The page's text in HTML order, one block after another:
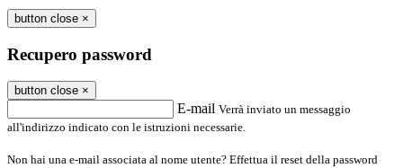
button close ×
Recupero password
button close ×
E-mail Verrà inviato un messaggio
all'indirizzo indicato con le istruzioni necessarie.
Non hai una e-mail associata al nome utente? Effettua il reset della password